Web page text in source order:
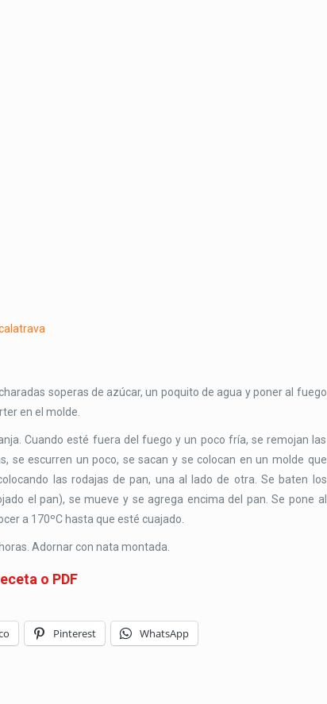
soperas de azúcar, un poquito de agua y poner al fuego
en el molde.
Cuando esté fuera del fuego y un poco fría, se remojan las
se escurren un poco, se sacan y se colocan en un molde que
las rodajas de pan, una al lado de otra. Se baten los
el pan), se mueve y se agrega encima del pan. Se pone al
a 170ºC hasta que esté cuajado.
Adornar con nata montada.
o PDF
Pinterest WhatsApp